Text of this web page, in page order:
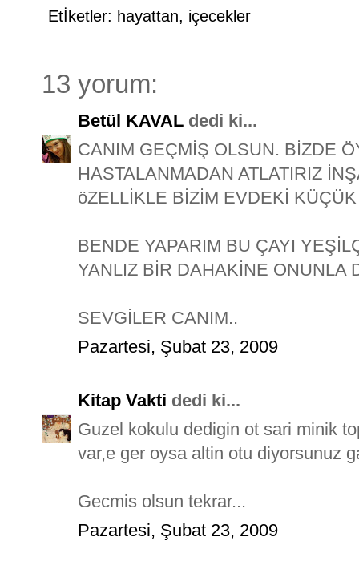
Etİketler: hayattan, içecekler
13 yorum:
Betül KAVAL dedi ki...
CANIM GEÇMİŞ OLSUN. BİZDE
HASTALANMADAN ATLATIRIZ
öZELLİKLE BİZİM EVDEKİ
BENDE YAPARIM BU ÇAYI
YANLIZ BİR DAHAKİNE ONUNLA
SEVGİLER CANIM..
Pazartesi, Şubat 23, 2009
Kitap Vakti dedi ki...
Guzel kokulu dedigin ot sari minik
var,e ger oysa altin otu diyorsunuz
Gecmis olsun tekrar...
Pazartesi, Şubat 23, 2009